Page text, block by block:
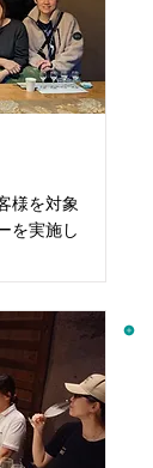
様を対象
を実施し